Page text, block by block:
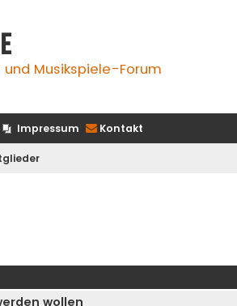
Musikspiele-Forum
Impressum Kontakt
wollen